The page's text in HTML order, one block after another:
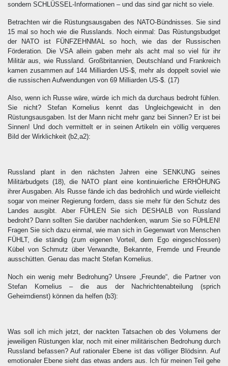
sondern SCHLÜSSEL-Informationen – und das sind gar nicht so viele.
Betrachten wir die Rüstungsausgaben des NATO-Bündnisses. Sie sind
15 mal so hoch wie die Russlands. Noch einmal: Das Rüstungsbudget
der NATO ist FÜNFZEHNMAL so hoch, wie das der Russischen
Förderation. Die VSA allein gaben mehr als acht mal so viel für ihr
Militär aus, wie Russland. Großbritannien, Deutschland und Frankreich
kamen zusammen auf 144 Milliarden US-$, mehr als doppelt soviel wie
die russischen Aufwendungen von 69 Milliarden US-$. (17)
Also, wenn ich Russe wäre, würde ich mich da durchaus bedroht fühlen.
Sie nicht? Stefan Kornelius kennt das Ungleichgewicht in den
Rüstungsausgaben. Ist der Mann nicht mehr ganz bei Sinnen? Er ist bei
Sinnen! Und doch vermittelt er in seinen Artikeln ein völlig verqueres
Bild der Wirklichkeit (b2,a2):
Russland plant in den nächsten Jahren eine SENKUNG seines
Militärbudgets(18), die NATO plant eine kontinuierliche ERHÖHUNG
ihrer Ausgaben. Als Russe fände ich das bedrohlich und würde vielleicht
sogar von meiner Regierung fordern, dass sie mehr für den Schutz des
Landes ausgibt. Aber FÜHLEN Sie sich DESHALB von Russland
bedroht? Dann sollten Sie darüber nachdenken, warum Sie so FÜHLEN!
Fragen Sie sich dazu einmal, wie man sich in Gegenwart von Menschen
FÜHLT, die ständig (zum eigenen Vorteil, dem Ego eingeschlossen)
Kübel von Schmutz über Verwandte, Bekannte, Fremde und Freunde
ausschütten. Genau das macht Stefan Kornelius.
Noch ein wenig mehr Bedrohung? Unsere „Freunde“, die Partner von
Stefan Kornelius – die aus der Nachrichtenabteilung (sprich
Geheimdienst) können da helfen (b3):
Was soll ich mich jetzt, der nackten Tatsachen ob des Volumens der
jeweiligen Rüstungen klar, noch mit einer militärischen Bedrohung durch
Russland befassen? Auf rationaler Ebene ist das völliger Blödsinn. Auf
emotionaler Ebene sieht das etwas anders aus. Ich für meinen Teil gehe